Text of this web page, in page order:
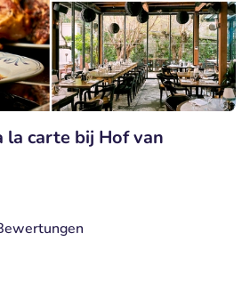
la carte bij Hof van